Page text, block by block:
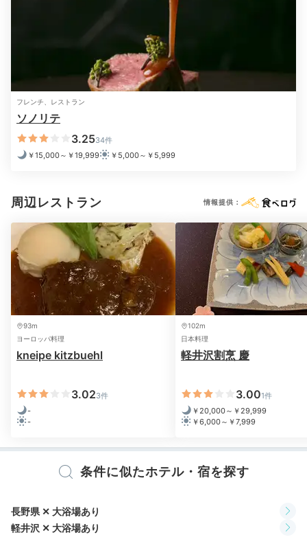
大浴場「SILENT SPA（サイレント スパ）」では、2種
類のお風呂と優しい照明で芯からリラックスできます。
客室アメニティの「Maison Margiela（メゾン マルジ
ェラ）」も特別感たっぷり。
Breakfast
07:00
地元食材にこだわる
和or洋の朝食
「à table」での朝食は、好きなメインメニューを選べ
るハーフビュッフェスタイル。信州の食材にこだわって
フレンチ、レストラン
ソノリテ
3.2534件
￥15,000～￥19,999
￥5,000～￥5,999
周辺レストラン 情報提供：
93m
ヨーロッパ料理
kneipe kitzbuehl
3.023件
-
-
102m
日本料理
軽井沢割烹 慶
3.001件
￥20,000～￥29,999
￥6,000～￥7,999
条件に似たホテル・宿を探す
長野県 ✕ 大浴場あり
軽井沢 ✕ 大浴場あり